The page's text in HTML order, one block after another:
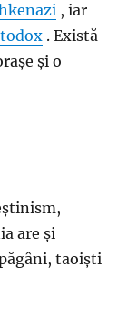
, iar
. Există
și o
are și
taoiști